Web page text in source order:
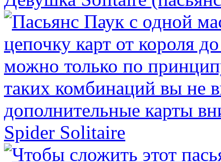
Spider Solitaire